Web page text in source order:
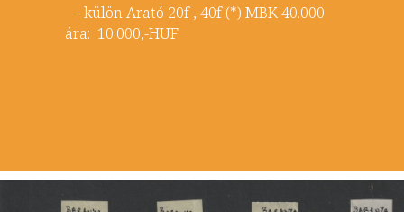
- külön Arató 20f , 40f (*) MBK 40.000
ára: 10.000,-HUF